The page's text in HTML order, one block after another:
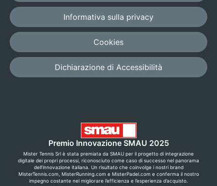
Informativa sulla privacy
Cookies
Dichiarazione di Accessibilità
Premio Innovazione SMAU 2025
Mister Tennis Srl è stata premiata da SMAU per il progetto di integrazione
digitale dei propri processi, riconosciuto come caso di successo nel panorama
dell’innovazione italiana. Un risultato che coinvolge i nostri brand
MisterTennis.com, MisterRunning.com e MisterPadel.com e conferma il nostro
impegno costante nel migliorare l’efficienza e l’esperienza d’acquisto.